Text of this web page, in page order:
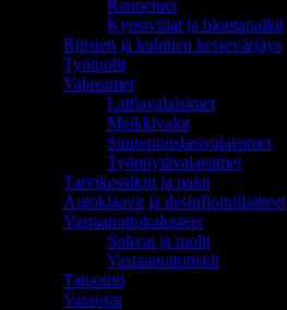
Rannetuet
Kynsiviilat ja hiontapalkit
Ripsien ja kulmien kestovärjäys
Työtuolit
Valaisimet
Lattiavalaisimet
Meikkivalot
Suurennuslasivalaisimet
Työpöytävalaisimet
Tarvikesalkut ja pakit
Autoklaavit ja desinfiointilaitteet
Vastaanottokalusteet
Sohvat ja tuolit
Vastaanottotiskit
Tatuointi
Varaosat